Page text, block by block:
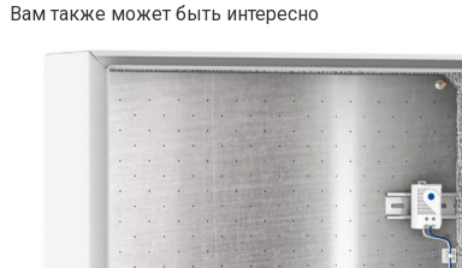
Вам также может быть интересно